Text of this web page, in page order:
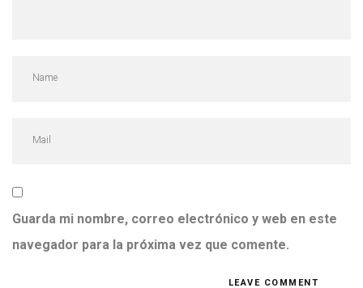
Guarda mi nombre, correo electrónico y web en este
navegador para la próxima vez que comente.